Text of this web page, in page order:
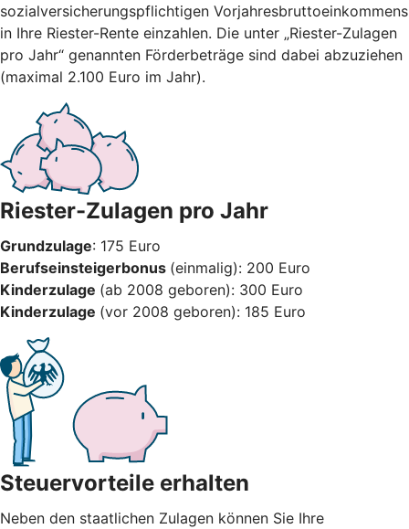
sozialversicherungspflichtigen Vorjahresbruttoeinkommens
in Ihre Riester-Rente einzahlen. Die unter „Riester-Zulagen
pro Jahr“ genannten Förderbeträge sind dabei abzuziehen
(maximal 2.100 Euro im Jahr).
Riester-Zulagen pro Jahr
Grundzulage: 175 Euro
Berufseinsteigerbonus (einmalig): 200 Euro
Kinderzulage (ab 2008 geboren): 300 Euro
Kinderzulage (vor 2008 geboren): 185 Euro
Steuervorteile erhalten
Neben den staatlichen Zulagen können Sie Ihre